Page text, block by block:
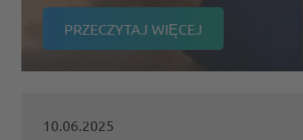
PRZECZYTAJ WIĘCEJ
10.06.2025